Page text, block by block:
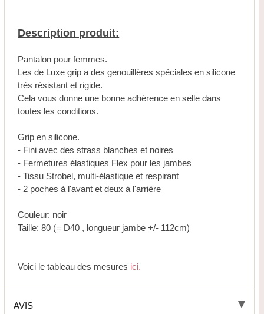
Description produit:
Pantalon pour femmes.
Les de Luxe grip a des genouillères spéciales en silicone
très résistant et rigide.
Cela vous donne une bonne adhérence en selle dans
toutes les conditions.
Grip en silicone.
- Fini avec des strass blanches et noires
- Fermetures élastiques Flex pour les jambes
- Tissu Strobel, multi-élastique et respirant
- 2 poches à l'avant et deux à l'arrière
Couleur: noir
Taille: 80 (= D40 , longueur jambe +/- 112cm)
Voici le tableau des mesures ici.
AVIS